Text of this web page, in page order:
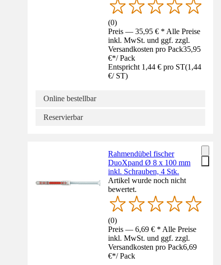
(0)
Preis — 35,95 € * Alle Preise
inkl. MwSt. und ggf. zzgl.
Versandkosten pro Pack35,95
€*/ Pack
Entspricht 1,44 € pro ST(1,44
€/ ST)
Online bestellbar
Reservierbar
Rahmendübel fischer
DuoXpand Ø 8 x 100 mm
inkl. Schrauben, 4 Stk.
Artikel wurde noch nicht
bewertet.
(0)
Preis — 6,69 € * Alle Preise
inkl. MwSt. und ggf. zzgl.
Versandkosten pro Pack6,69
€*/ Pack